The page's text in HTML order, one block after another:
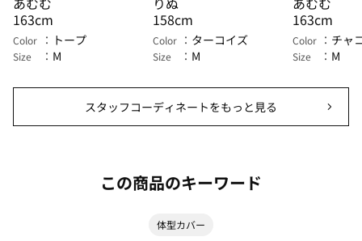
163cm
Color トープ
Size M
158cm
Color ターコイズ
Size M
163cm
Color チャ
Size M
スタッフコーディネートをもっと見る
この商品のキーワード
体型カバー